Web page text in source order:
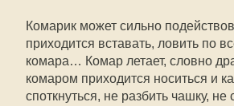
Комарик может сильно
приходится вставать, ловить по
комара… Комар летает, словно
комаром приходится носиться и
споткнуться, не разбить чашку, не